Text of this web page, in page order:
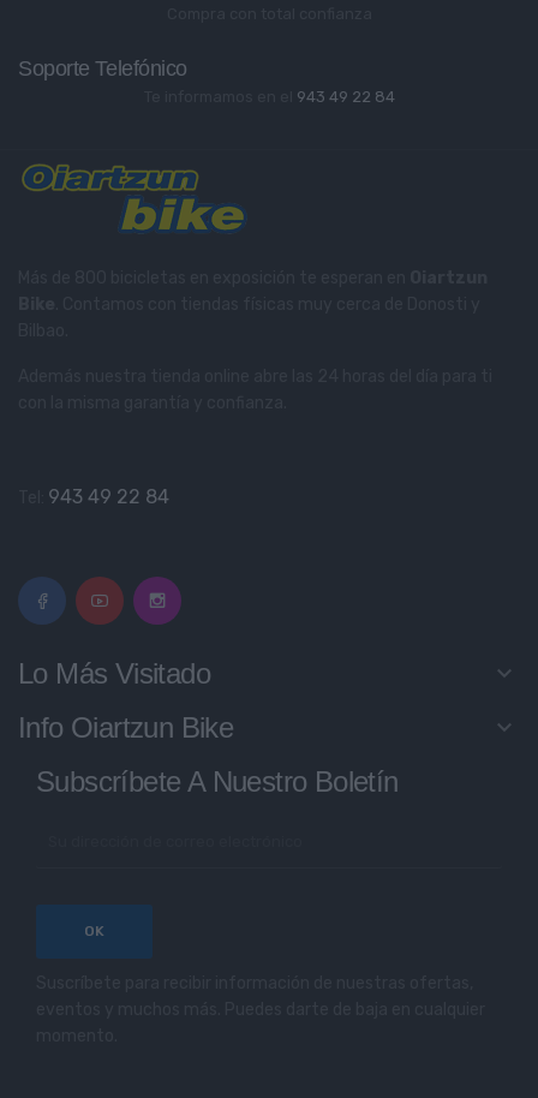
Soporte Telefónico
943 49 22 84
943 49 22 84
Lo Más Visitado keyboard_arrow_down
Info Oiartzun Bike keyboard_arrow_down
Subscríbete A Nuestro Boletín